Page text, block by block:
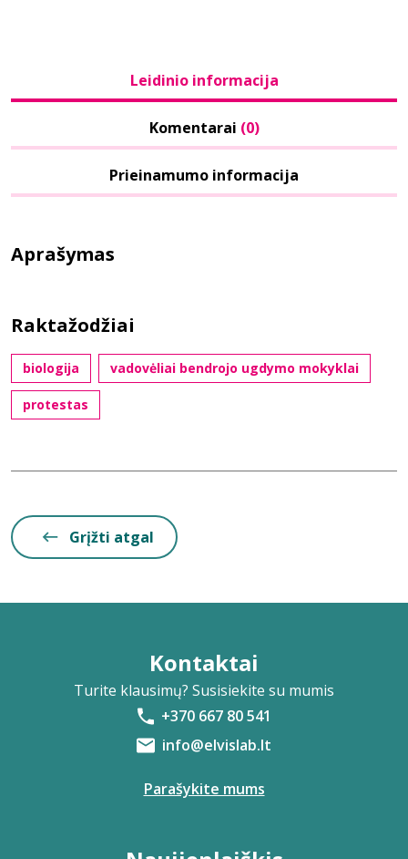
Leidinio informacija
Komentarai (0)
Prieinamumo informacija
Aprašymas
Raktažodžiai
biologija vadovėliai bendrojo ugdymo mokyklai
protestas
Grįžti atgal
Kontaktai
Turite klausimų? Susisiekite su mumis
+370 667 80 541
info@elvislab.lt
Parašykite mums